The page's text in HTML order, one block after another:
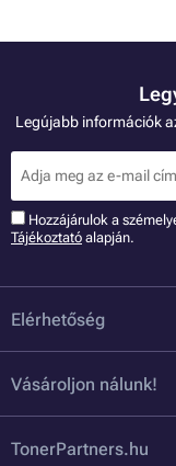
Legújabb információk
Hozzájárulok a
Tájékoztató alapján.
Elérhetőség
Vásároljon nálunk!
TonerPartners.hu